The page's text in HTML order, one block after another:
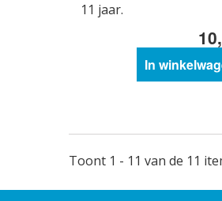
11 jaar.
In
Toont 1 - 11 van de 11